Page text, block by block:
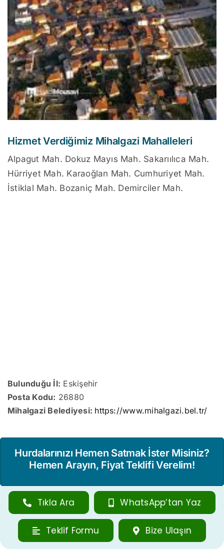
Hizmet Verdiğimiz Mihalgazi Mahalleleri
Alpagut Mah. Dokuz Mayıs Mah. Sakarıılıca Mah.
Hürriyet Mah. Karaoğlan Mah. Cumhuriyet Mah.
İstiklal Mah. Bozaniç Mah. Demirciler Mah.
Bulunduğu İl: Eskişehir
Posta Kodu: 26880
Mihalgazi Belediyesi: https://www.mihalgazi.bel.tr/
Hurdalarınızı Hemen Satmak İster Misiniz?
Hemen Arayın, Fiyat Teklifi Verelim!
Tıkla Ara WhatsApp’tan Yaz
Teklif Formu Bize Ulaşın